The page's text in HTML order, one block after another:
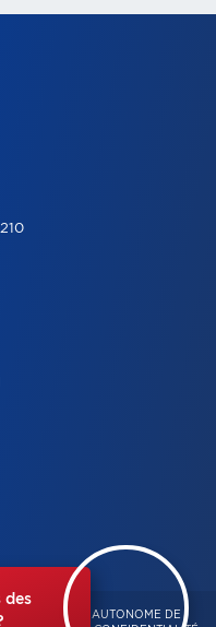
des
ET AUTONOME DE